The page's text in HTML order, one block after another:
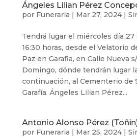
Ángeles Lilian Pérez
por Funeraria | Mar 27, 2024|
Tendrá lugar el miércoles día 27
16:30 horas, desde el Velatorio
Paz en Garafia, en Calle Nueva
Domingo, dónde tendrán lugar
continuación, al Cementerio de
Garafía. Ángeles Lilian Pérez...
Antonio Alonso Pérez
por Funeraria | Mar 25, 2024|